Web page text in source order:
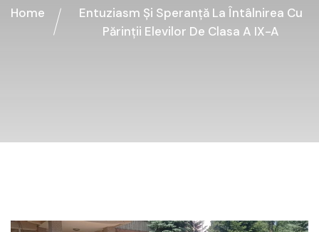
Home
Entuziasm Și Speranță La Întâlnirea Cu
Părinții Elevilor De Clasa A IX-A